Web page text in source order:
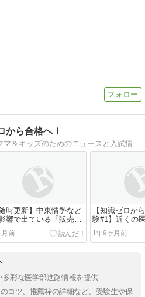
から合格へ！
中学受験を目指すパパ＆ママ＆キッズのためのニュースと入試情報、勉強関連の情報と、子育て関連のお出かけや育児情報を発信するサイトです。
随時更新】中東情勢など
響で出ている「販売制
・供給制限」関連の公式
まとめ
前
【知識ゼロか
験#1】近くの
をリストにす
1年9ヶ月前
多彩な医学部進路情報を提供
コツ、推薦枠の詳細など、受験生や保